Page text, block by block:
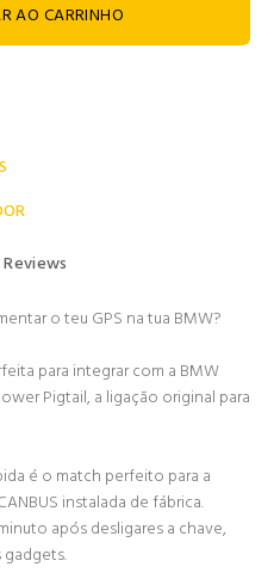
AO CARRINHO
Reviews
o teu GPS na tua BMW?
para integrar com a BMW
Pigtail, a ligação original para
é o match perfeito para a
instalada de fábrica.
após desligares a chave,